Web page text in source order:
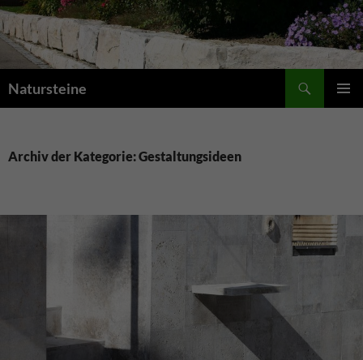
Natursteine
Archiv der Kategorie: Gestaltungsideen